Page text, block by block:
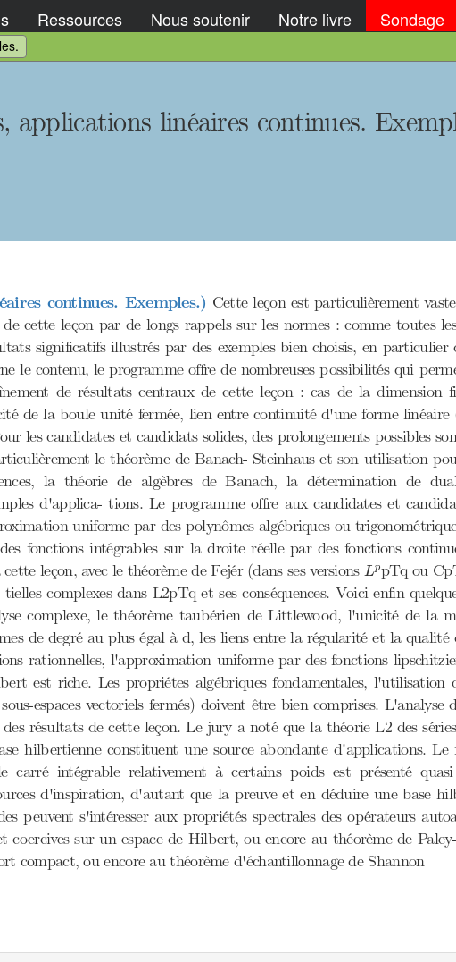
Ressources Nous soutenir Notre livre Sondage
applications linéaires continues.
continues. Exemples.) Cette leçon est particulièrement
cette leçon par de longs rappels sur les normes : comme toutes
significatifs illustrés par des exemples bien choisis, en particulier
le contenu, le programme offre de nombreuses possibilités qui
de résultats centraux de cette leçon : cas de la dimension
de la boule unité fermée, lien entre continuité d'une forme linéaire
candidates et candidats solides, des prolongements possibles
le théorème de Banach- Steinhaus et son utilisation
la théorie de algèbres de Banach, la détermination de
d'applica- tions. Le programme offre aux candidates et
uniforme par des polynômes algébriques ou
fonctions intégrables sur la droite réelle par des fonctions
leçon, avec le théorème de Fejér (dans ses versionsLp
LppTq ou
complexes dans L2pTq et ses conséquences. Voici enfin
complexe, le théorème taubérien de Littlewood, l'unicité de la
de degré au plus égal à d, les liens entre la régularité et la
rationnelles, l'approximation uniforme par des fonctions
est riche. Les propriétes algébriques fondamentales,
espaces vectoriels fermés) doivent être bien comprises. L'analyse
résultats de cette leçon. Le jury a noté que la théorie L2 des
hilbertienne constituent une source abondante d'applications. Le
intégrable relativement à certains poids est présenté
d'inspiration, d'autant que la preuve et en déduire une base
peuvent s'intéresser aux propriétés spectrales des opérateurs
sur un espace de Hilbert, ou encore au théorème de
compact, ou encore au théorème d'échantillonnage de Shannon